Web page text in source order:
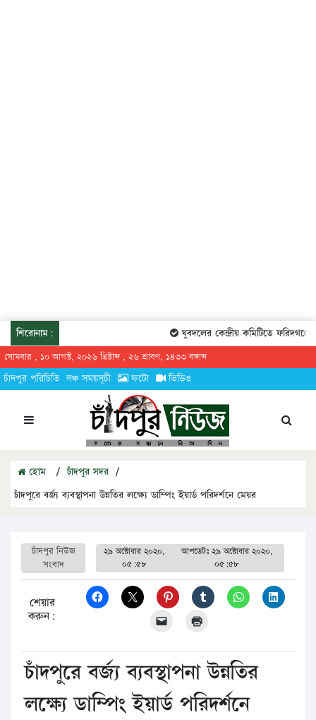
শিরোনাম: যুবদলের কেন্দ্রীয় কমিটিতে ফরিদগঞ্জের
সোমবার , ১০ আগস্ট, ২০২৬ খ্রিষ্টাব্দ , ২৬ শ্রাবণ, ১৪৩৩ বঙ্গাব্দ
চাঁদপুর পরিচিতি লঞ্চ সময়সূচী ফটো ভিডিও
হোম / চাঁদপুর সদর /
চাঁদপুরে বর্জ্য ব্যবস্থাপনা উন্নতির লক্ষ্যে ডাম্পিং ইয়ার্ড পরিদর্শনে মেয়র
চাঁদপুর নিউজ
সংবাদ
২৯ অক্টোবার ২০২০,
০৫:৫৮
আপডেটঃ ২৯ অক্টোবার ২০২০,
০৫:৫৮
শেয়ার
করুন:
চাঁদপুরে বর্জ্য ব্যবস্থাপনা উন্নতির
লক্ষ্যে ডাম্পিং ইয়ার্ড পরিদর্শনে